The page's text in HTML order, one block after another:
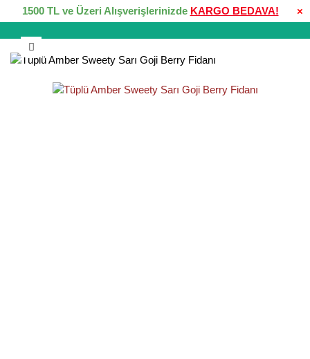
×
1500 TL ve Üzeri Alışverişlerinizde KARGO BEDAVA!